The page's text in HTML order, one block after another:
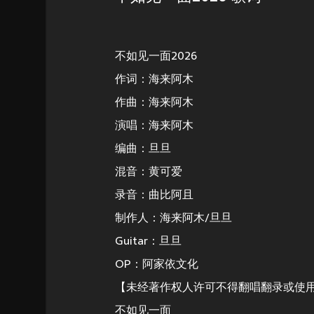
不如见一面2026
作词：海来阿木
作曲：海来阿木
演唱：海来阿木
编曲：旦旦
混音：黄可爱
录音：曲比阿且
制作人：海来阿木/旦旦
Guitar：旦旦
OP：阿家依文化
【未经著作权人许可不得翻唱翻录或使
不如见一面